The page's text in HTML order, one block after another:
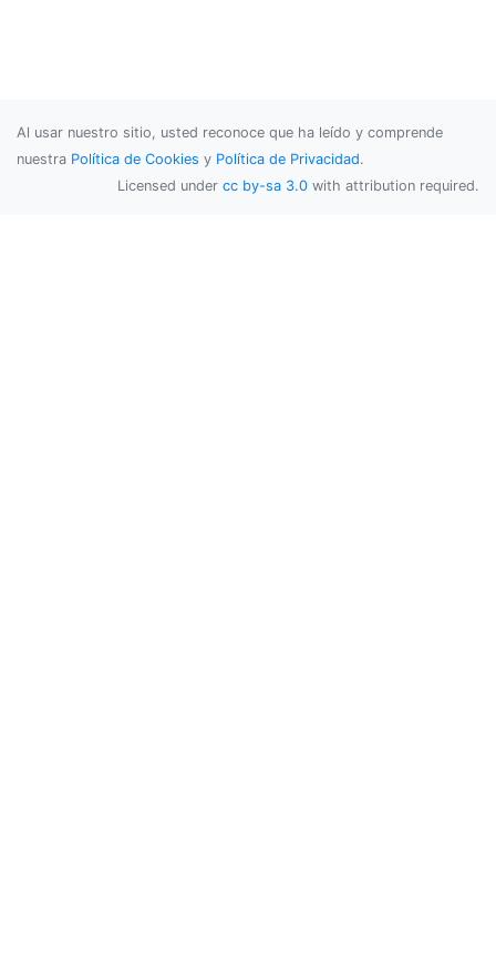
Al usar nuestro sitio, usted reconoce que ha leído y comprende
nuestra Política de Cookies y Política de Privacidad.
Licensed under cc by-sa 3.0 with attribution required.